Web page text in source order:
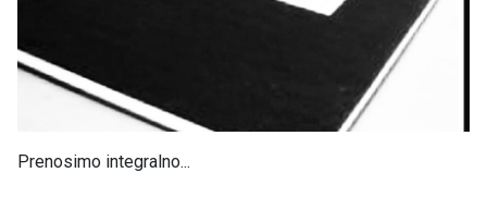
Prenosimo integralno...